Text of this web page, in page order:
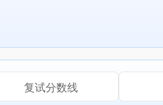
复试分数线